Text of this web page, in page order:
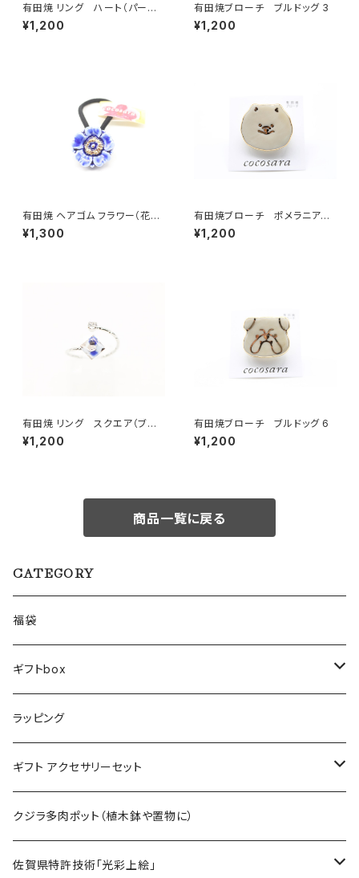
有田焼 リング ハート（パープ
ル）
¥1,200
有田焼ブローチ ブルドッグ 3
¥1,200
有田焼 ヘアゴム フラワー（花芯
金彩） ブルー
¥1,300
有田焼ブローチ ポメラニアン
（ベージュ×ゴールド）
¥1,200
有田焼 リング スクエア（ブル
ー）
¥1,200
有田焼ブローチ ブルドッグ 6
¥1,200
商品一覧に戻る
CATEGORY
福袋
ギフトbox
Lサイズ
Mサイズ
Sサイズ
ラッピング
ギフト アクセサリーセット
flower
メンズ ギフトセット
クジラ多肉ポット（植木鉢や置物に）
佐賀県特許技術「光彩上絵」